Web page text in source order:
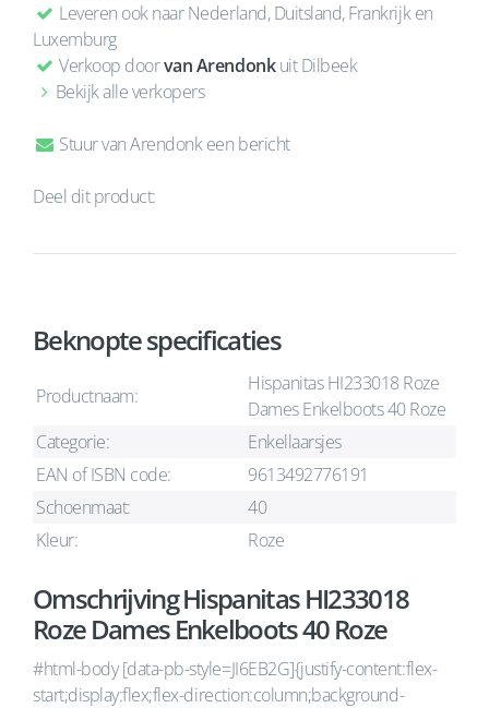
Leveren ook naar Nederland, Duitsland, Frankrijk en
Luxemburg
Verkoop doorvan Arendonkuit Dilbeek
Bekijk alle verkopers
Stuur van Arendonk een bericht
Deel dit product:
Beknopte specificaties
Productnaam:
Hispanitas HI233018 Roze
Dames Enkelboots 40 Roze
Categorie:
Enkellaarsjes
EAN of ISBN code:
9613492776191
Schoenmaat:
40
Kleur:
Roze
Omschrijving Hispanitas HI233018
Roze Dames Enkelboots 40 Roze
#html-body [data-pb-style=JI6EB2G]{justify-content:flex-
start;display:flex;flex-direction:column;background-